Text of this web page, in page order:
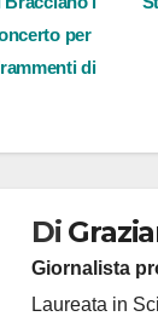
per
di
Di
Giornalista
Laureata in